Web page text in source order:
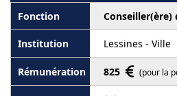
Conseiller(ère)
Lessines - Ville
825 (pour la